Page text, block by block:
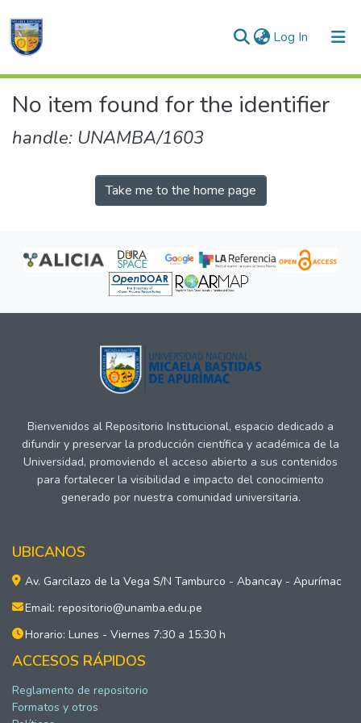
Log In (current)
Communities & Collections
No item found for the identifier
handle: UNAMBA/1603
Take me to the home page
Bienvenidos al Repositorio Institucional, espacio dedicado a
difundir y preservar la producción científica y académica de la
Universidad, promoviendo el acceso abierto a sus contenidos
para fortalecer la visibilidad e impacto del conocimiento
generado por nuestra comunidad universitaria.
UBICANOS
Av. Garcilazo de la Vega S/N Tamburco - Abancay - Apurímac
Email: repositorio@unamba.edu.pe
Horario: Lunes - Viernes 7:30 a 15:30 h
ACCESOS RÁPIDOS
Reglamento de repositorio
Formatos y otros